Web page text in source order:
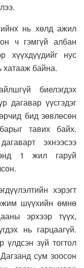
нь хөлд ажил
ч гэмгүй албан
хүүхдүүдийг нус
хатааж байна.
биелэгдэх
дагавар үүсгэдэг
бид зөвлөсөн
тавих байх.
эхнээсээ
1 жил гаруй
хэрэгт
шүүхийн өмнө
эрхээр түүх,
нь гарцаагүй.
үлдсэн зүй тогтол
сум зоосон